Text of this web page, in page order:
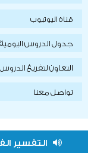
قناة اليوتيوب
جدول الدروس اليومية
التعاون لتفريغ الدروس
تواصل معنا
التفسير